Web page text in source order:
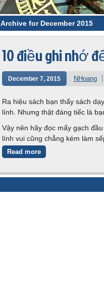
Archive for December 2015
10 điều ghi nhớ
December 7, 2015 NHoang
Ra hiệu sách bạn thấy sách
lính. Nhưng thật đáng tiếc là
Vậy nên hãy đọc mấy gạch
lính vui cũng chẳng kém làm
Read more